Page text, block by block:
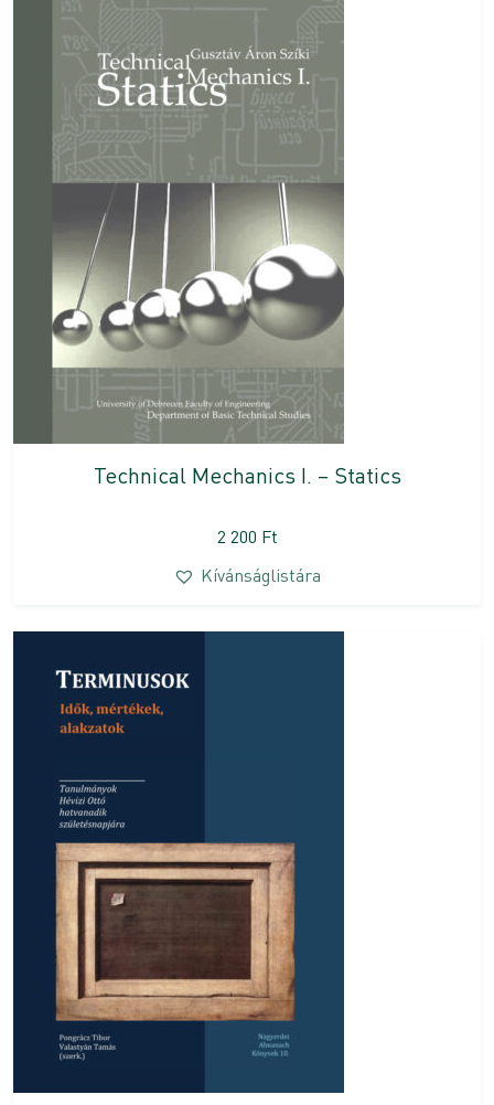
Technical Mechanics I. – Statics
2 200 Ft
Kívánságlistára